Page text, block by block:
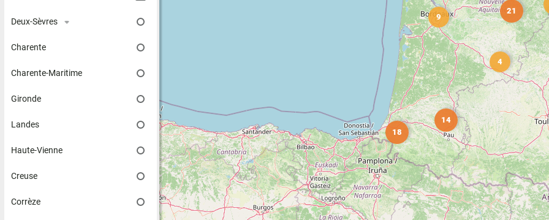
Deux-Sèvres
Charente
Charente-Maritime
Gironde
Landes
Haute-Vienne
Creuse
Corrèze
18
4
14
21
9